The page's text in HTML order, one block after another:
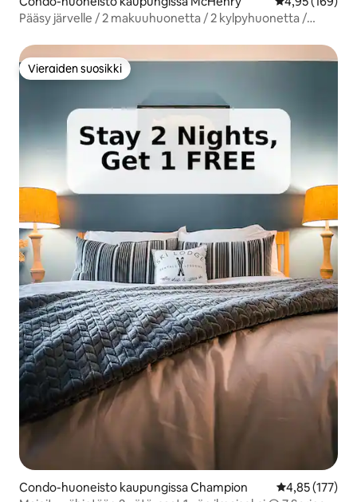
Pääsy järvelle / 2 makuuhuonetta / 2 kylpyhuonetta /
Vieraiden suosikki
Vieraiden suosikki
Condo-huoneisto kaupungissa Champion
4,85 (177)